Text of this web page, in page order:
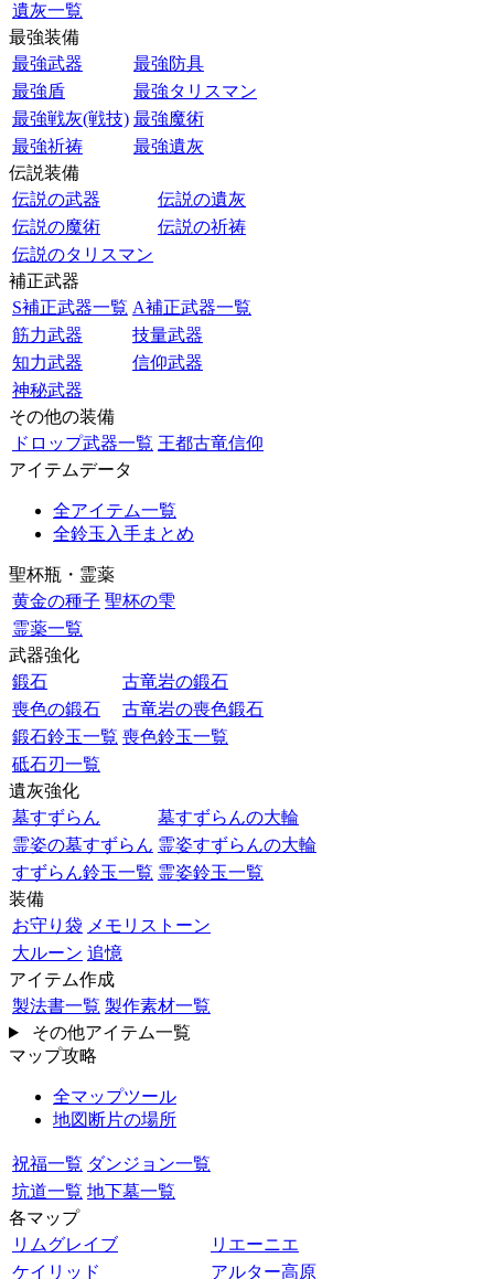
遺灰一覧
最強装備
最強武器
最強防具
最強盾
最強タリスマン
最強戦灰(戦技) 最強魔術
最強祈祷
最強遺灰
伝説装備
伝説の武器
伝説の遺灰
伝説の魔術
伝説の祈祷
伝説のタリスマン
補正武器
S補正武器一覧 A補正武器一覧
筋力武器
技量武器
知力武器
信仰武器
神秘武器
その他の装備
ドロップ武器一覧 王都古竜信仰
アイテムデータ
全アイテム一覧
全鈴玉入手まとめ
聖杯瓶・霊薬
黄金の種子 聖杯の雫
霊薬一覧
武器強化
鍛石
古竜岩の鍛石
喪色の鍛石
古竜岩の喪色鍛石
鍛石鈴玉一覧 喪色鈴玉一覧
砥石刃一覧
遺灰強化
墓すずらん
墓すずらんの大輪
霊姿の墓すずらん 霊姿すずらんの大輪
すずらん鈴玉一覧 霊姿鈴玉一覧
装備
お守り袋 メモリストーン
大ルーン 追憶
アイテム作成
製法書一覧 製作素材一覧
その他アイテム一覧
マップ攻略
全マップツール
地図断片の場所
祝福一覧 ダンジョン一覧
坑道一覧 地下墓一覧
各マップ
リムグレイブ
リエーニエ
ケイリッド
アルター高原